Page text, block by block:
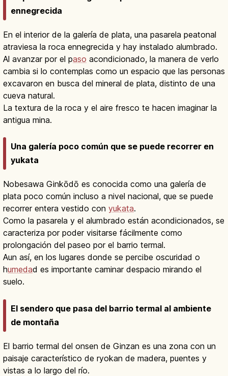
ennegrecida
En el interior de la galería de plata, una pasarela peatonal
atraviesa la roca ennegrecida y hay instalado alumbrado.
Al avanzar por el paso acondicionado, la manera de verlo
cambia si lo contemplas como un espacio que las personas
excavaron en busca del mineral de plata, distinto de una
cueva natural.
La textura de la roca y el aire fresco te hacen imaginar la
antigua mina.
Una galería poco común que se puede recorrer en
yukata
Nobesawa Ginkōdō es conocida como una galería de
plata poco común incluso a nivel nacional, que se puede
recorrer entera vestido con yukata.
Como la pasarela y el alumbrado están acondicionados, se
caracteriza por poder visitarse fácilmente como
prolongación del paseo por el barrio termal.
Aun así, en los lugares donde se percibe oscuridad o
humedad es importante caminar despacio mirando el
suelo.
El sendero que pasa del barrio termal al ambiente
de montaña
El barrio termal del onsen de Ginzan es una zona con un
paisaje característico de ryokan de madera, puentes y
vistas a lo largo del río.